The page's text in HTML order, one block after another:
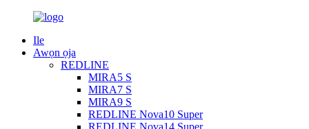
Ile
Awọn ọja
REDLINE
MIRA5 S
MIRA7 S
MIRA9 S
REDLINE Nova10 Super
REDLINE Nova14 Super